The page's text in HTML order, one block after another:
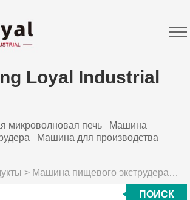
Loyal Industrial
микроволновая печь
Машина
Машина для производства
> Машина пищевого экструдера >
ПОИСК